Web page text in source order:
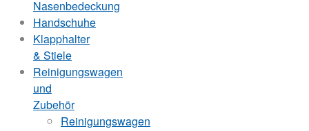
Nasenbedeckung
Handschuhe
Klapphalter
& Stiele
Reinigungswagen
und
Zubehör
Reinigungswagen